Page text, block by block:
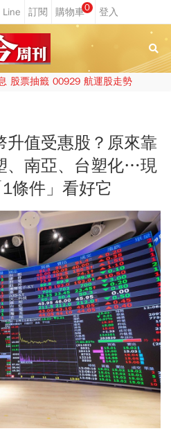
0
股票抽籤 00929 航運股走勢
升值受惠股？原來靠
、南亞、台塑化…現
條件」看好它